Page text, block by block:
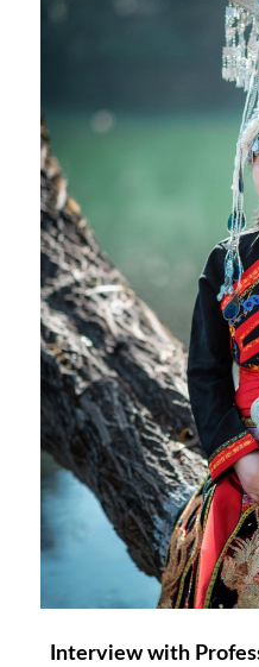
Interview with